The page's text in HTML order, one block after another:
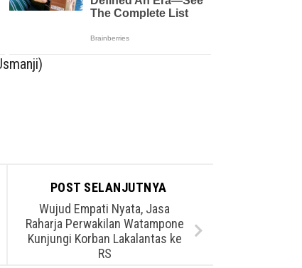
POST SELANJUTNYA
Wujud Empati Nyata, Jasa
Raharja Perwakilan Watampone
Kunjungi Korban Lakalantas ke
RS